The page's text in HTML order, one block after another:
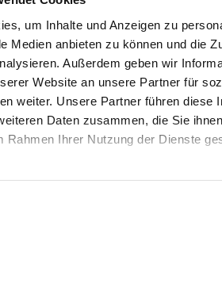
um Inhalte und Anzeigen zu
Medien anbieten zu können und die
Außerdem geben wir
Website an unsere Partner für
weiter. Unsere Partner führen diese
Daten zusammen, die Sie
Rahmen Ihrer Nutzung der Dienste